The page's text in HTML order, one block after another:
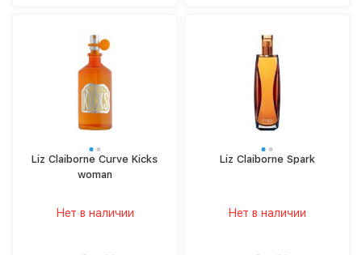
Liz Claiborne Curve Kicks
woman
Нет в наличии
Liz Claiborne Spark
Нет в наличии